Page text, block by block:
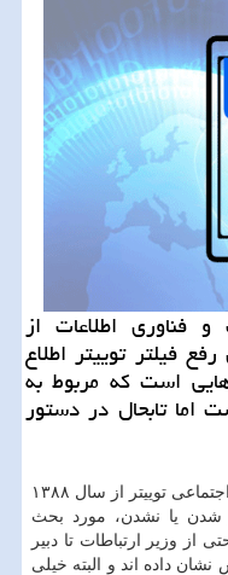
فناوری اطلاعات از
فیلتر توییتر اطلاع
است كه مربوط به
اما تابحال در دستور
توییتر از سال ۱۳۸۸
شدن یا نشدن، مورد بحث
از وزیر ارتباطات تا دبیر
داده اند و البته خیلی